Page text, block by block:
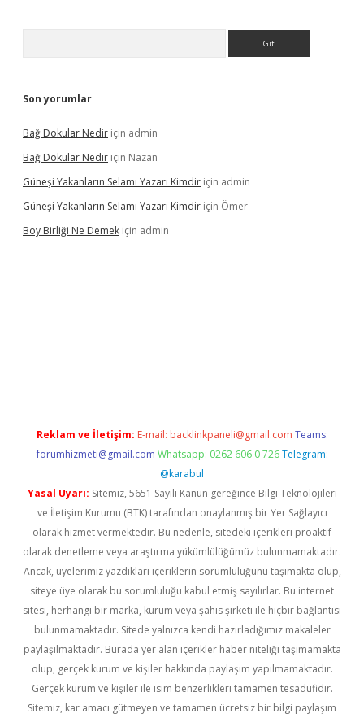
Son yorumlar
Bağ Dokular Nedir için admin
Bağ Dokular Nedir için Nazan
Güneşi Yakanların Selamı Yazarı Kimdir için admin
Güneşi Yakanların Selamı Yazarı Kimdir için Ömer
Boy Birliği Ne Demek için admin
Reklam ve İletişim: E-mail: backlinkpaneli@gmail.com Teams:
forumhizmeti@gmail.com Whatsapp: 0262 606 0 726 Telegram:
@karabul
Yasal Uyarı: Sitemiz, 5651 Sayılı Kanun gereğince Bilgi Teknolojileri
ve İletişim Kurumu (BTK) tarafından onaylanmış bir Yer Sağlayıcı
olarak hizmet vermektedir. Bu nedenle, sitedeki içerikleri proaktif
olarak denetleme veya araştırma yükümlülüğümüz bulunmamaktadır.
Ancak, üyelerimiz yazdıkları içeriklerin sorumluluğunu taşımakta olup,
siteye üye olarak bu sorumluluğu kabul etmiş sayılırlar. Bu internet
sitesi, herhangi bir marka, kurum veya şahıs şirketi ile hiçbir bağlantısı
bulunmamaktadır. Sitede yalnızca kendi hazırladığımız makaleler
paylaşılmaktadır. Burada yer alan içerikler haber niteliği taşımamakta
olup, gerçek kurum ve kişiler hakkında paylaşım yapılmamaktadır.
Gerçek kurum ve kişiler ile isim benzerlikleri tamamen tesadüfidir.
Sitemiz, kar amacı gütmeyen ve tamamen ücretsiz bir bilgi paylaşım